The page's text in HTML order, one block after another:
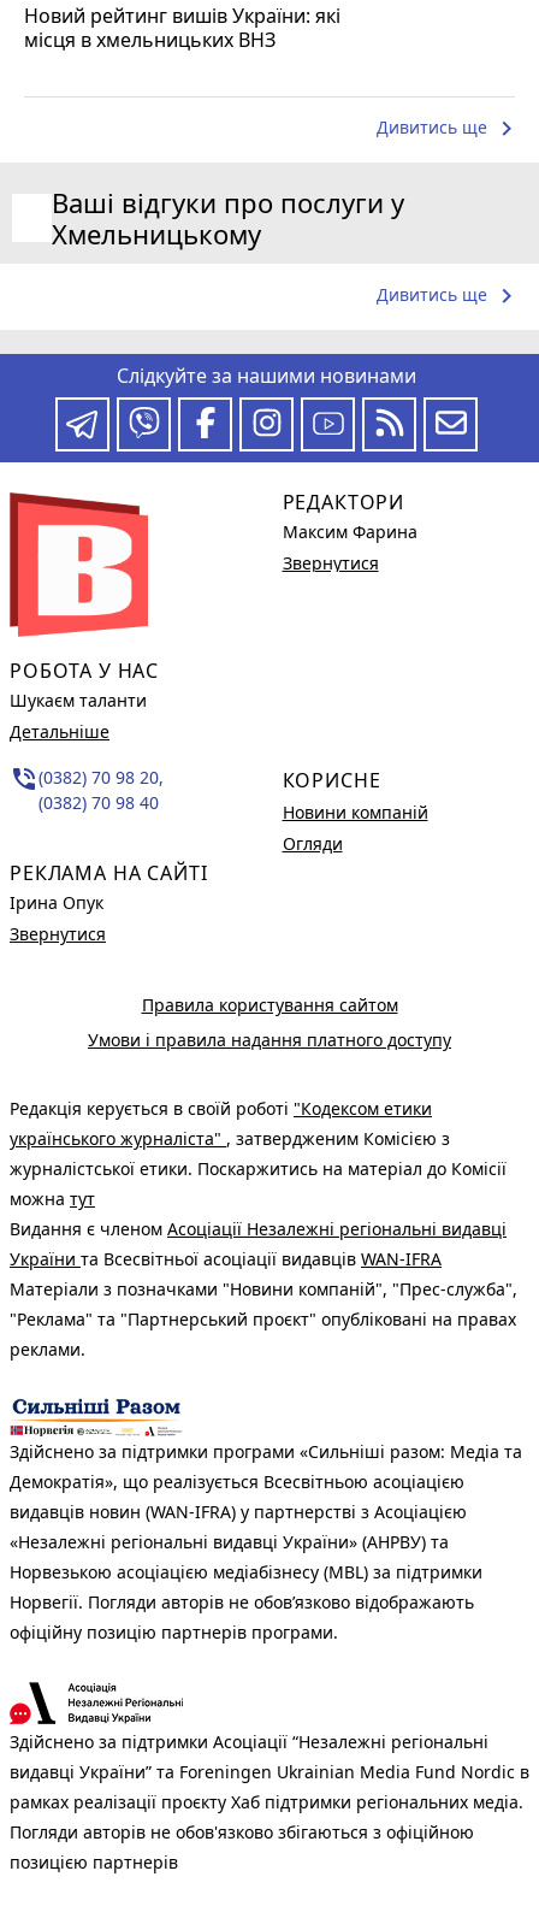
Новий рейтинг вишів України: які
місця в хмельницьких ВНЗ
Дивитись ще keyboard_arrow_right
Ваші відгуки про послуги у
Хмельницькому
Дивитись ще keyboard_arrow_right
Слідкуйте за нашими новинами
РОБОТА У НАС
Шукаєм таланти
Детальніше
phone_in_talk(0382) 70 98 20,
(0382) 70 98 40
РЕКЛАМА НА САЙТІ
Ірина Опук
Звернутися
РЕДАКТОРИ
Максим Фарина
Звернутися
КОРИСНЕ
Новини компаній
Огляди
Правила користування сайтом
Умови і правила надання платного доступу
Редакція керується в своїй роботі "Кодексом етики
українського журналіста" , затвердженим Комісією з
журналістської етики. Поскаржитись на матеріал до Комісії
можна тут
Видання є членом Асоціації Незалежні регіональні видавці
України та Всесвітньої асоціації видавців WAN-IFRA
Матеріали з позначками "Новини компаній", "Прес-служба",
"Реклама" та "Партнерський проєкт" опубліковані на правах
реклами.
Здійснено за підтримки програми «Сильніші разом: Медіа та
Демократія», що реалізується Всесвітньою асоціацією
видавців новин (WAN-IFRA) у партнерстві з Асоціацією
«Незалежні регіональні видавці України» (АНРВУ) та
Норвезькою асоціацією медіабізнесу (MBL) за підтримки
Норвегії. Погляди авторів не обов’язково відображають
офіційну позицію партнерів програми.
Здійснено за підтримки Асоціації “Незалежні регіональні
видавці України” та Foreningen Ukrainian Media Fund Nordic в
рамках реалізації проєкту Хаб підтримки регіональних медіа.
Погляди авторів не обов'язково збігаються з офіційною
позицією партнерів